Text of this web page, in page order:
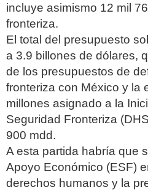
incluye asimismo 12 mil
fronteriza.
El total del presupuesto
a 3.9 billones de dólares,
de los presupuestos de
fronteriza con México y la
millones asignado a la
Seguridad Fronteriza
900 mdd.
A esta partida habría que
Apoyo Económico (ESF)
derechos humanos y la